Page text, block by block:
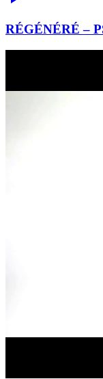
RÉGÉNÉRÉ –